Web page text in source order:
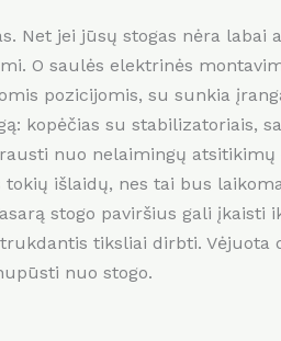
Net jei jūsų stogas nėra
O saulės elektrinės
pozicijomis, su sunkia
kopėčias su stabilizatoriais,
nuo nelaimingų
išlaidų, nes tai bus
stogo paviršius gali
tiksliai dirbti. Vėjuota
nuo stogo.